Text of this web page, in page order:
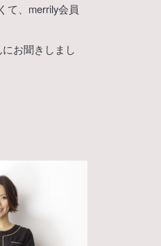
て、merrily会員
お聞きしまし